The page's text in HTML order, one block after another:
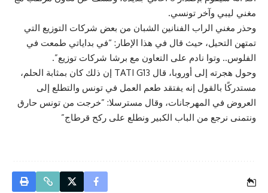
مغني ليبي وآخر تونسي.
وحذر مغني الراب الفنانين الشبان من بعض شركات التوزيع التي
تمتهن التحيل، حيث قال في هذا الإطار: “في بداياتي طمعت في
الفلوس.. وتوا نادم على التعاون مع برشا شركات توزيع”.
وحول هجرته إلى أوروبا، قال TATI G13 إن ذلك كان بمثابة الحلم،
مستدركًا بالقول إنه يفتقد طعم العمل في تونس والتطلع إلى
العروض في المهرجانات، وقال مسترسلا: ”خرجت من تونس حارق
ونتمنى نرجع من الباب الكبير ونطلع على ركح قرطاج”